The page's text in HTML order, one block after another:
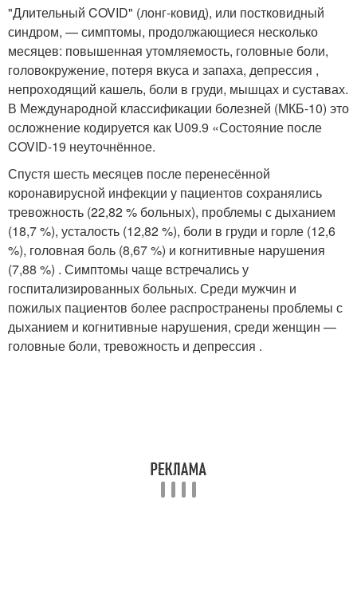
"Длительный COVID" (лонг-ковид), или постковидный
синдром, — симптомы, продолжающиеся несколько
месяцев: повышенная утомляемость, головные боли,
головокружение, потеря вкуса и запаха, депрессия ,
непроходящий кашель, боли в груди, мышцах и суставах.
В Международной классификации болезней (МКБ-10) это
осложнение кодируется как U09.9 «Состояние после
COVID-19 неуточнённое.
Спустя шесть месяцев после перенесённой
коронавирусной инфекции у пациентов сохранялись
тревожность (22,82 % больных), проблемы с дыханием
(18,7 %), усталость (12,82 %), боли в груди и горле (12,6
%), головная боль (8,67 %) и когнитивные нарушения
(7,88 %) . Симптомы чаще встречались у
госпитализированных больных. Среди мужчин и
пожилых пациентов более распространены проблемы с
дыханием и когнитивные нарушения, среди женщин —
головные боли, тревожность и депрессия .